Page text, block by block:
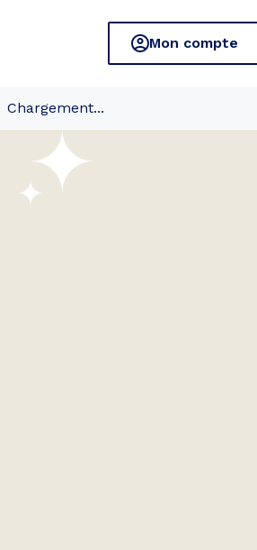
Mon compte
Chargement...